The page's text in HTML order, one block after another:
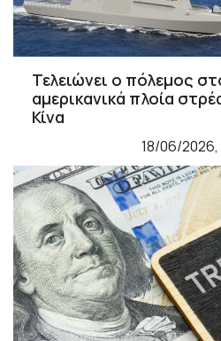
Τελειώνει ο πόλεμος
αμερικανικά πλοία
Κίνα
18/06/2026,